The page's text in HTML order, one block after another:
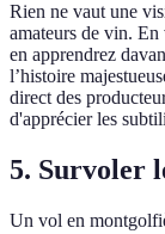
Rien ne vaut une
amateurs de vin. En
en apprendrez
l’histoire
direct des
d'apprécier les
5. Survoler
Un vol en